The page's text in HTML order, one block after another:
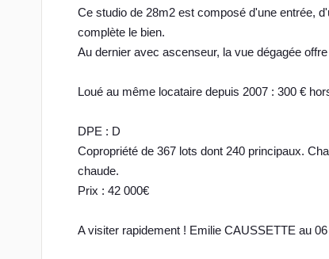
Ce studio de 28m2 est composé d'une entrée,
complète le bien.
Au dernier avec ascenseur, la vue dégagée
Loué au même locataire depuis 2007 : 300 €
DPE : D
Copropriété de 367 lots dont 240 principaux.
chaude.
Prix : 42 000€
A visiter rapidement ! Emilie CAUSSETTE au